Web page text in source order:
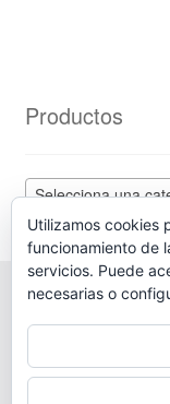
Productos
Selecciona una
Política de
Utilizamos cookies
funcionamiento de
servicios. Puede
necesarias o